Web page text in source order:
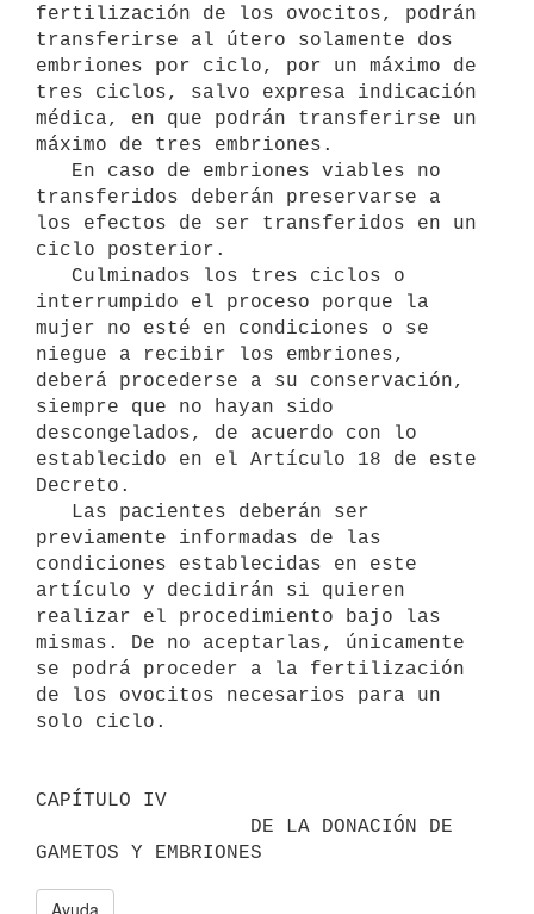
fertilización de los ovocitos, podrán
transferirse al útero solamente dos
embriones por ciclo, por un máximo de
tres ciclos, salvo expresa indicación
médica, en que podrán transferirse un
máximo de tres embriones.
transferidos deberán preservarse a
los efectos de ser transferidos en un
ciclo posterior.
interrumpido el proceso porque la
mujer no esté en condiciones o se
niegue a recibir los embriones,
deberá procederse a su conservación,
siempre que no hayan sido
descongelados, de acuerdo con lo
establecido en el Artículo 18 de este
Decreto.
previamente informadas de las
condiciones establecidas en este
artículo y decidirán si quieren
realizar el procedimiento bajo las
mismas. De no aceptarlas, únicamente
se podrá proceder a la fertilización
de los ovocitos necesarios para un
solo ciclo.
CAPÍTULO IV
Ayuda